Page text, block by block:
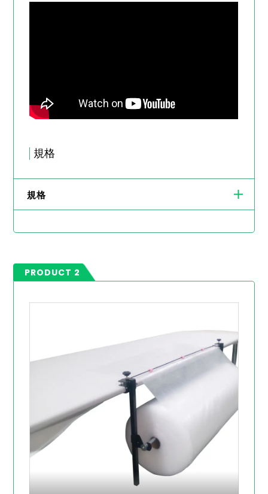
規格
規格
PRODUCT 2